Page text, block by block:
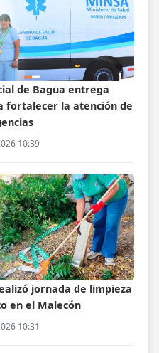
de Bagua entrega
fortalecer la atención de
10:39
jornada de limpieza
en el Malecón
10:31